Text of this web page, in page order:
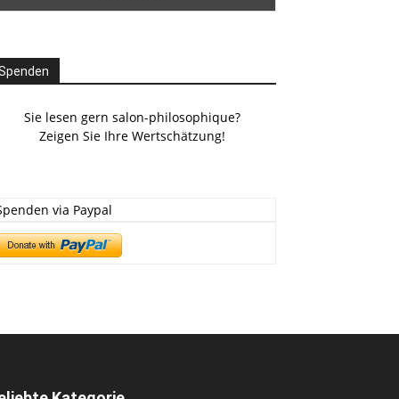
Sie lesen gern salon-philosophique?
Zeigen Sie Ihre Wertschätzung!
via Paypal